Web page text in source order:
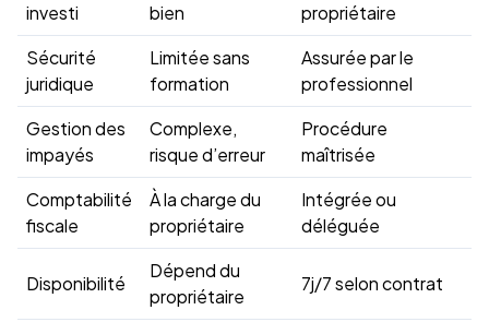
investi
bien
propriétaire
Sécurité
juridique
Limitée sans
formation
Assurée par le
professionnel
Gestion des
impayés
Complexe,
risque d’erreur
Procédure
maîtrisée
Comptabilité
fiscale
À la charge du
propriétaire
Intégrée ou
déléguée
Disponibilité
Dépend du
propriétaire
7j/7 selon contrat